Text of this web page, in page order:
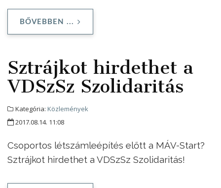
BŐVEBBEN ...
Sztrájkot hirdethet a
VDSzSz Szolidaritás
Kategória: Közlemények
2017.08.14. 11:08
Csoportos létszámleépítés előtt a MÁV-Start?
Sztrájkot hirdethet a VDSzSz Szolidaritás!